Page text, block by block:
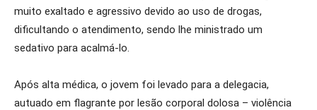
muito exaltado e agressivo devido ao uso de drogas,
dificultando o atendimento, sendo lhe ministrado um
sedativo para acalmá-lo.
Após alta médica, o jovem foi levado para a delegacia,
autuado em flagrante por lesão corporal dolosa – violência